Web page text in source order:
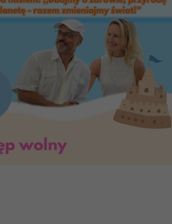
Gdyńska
Konkurs im.
Żurowskiego